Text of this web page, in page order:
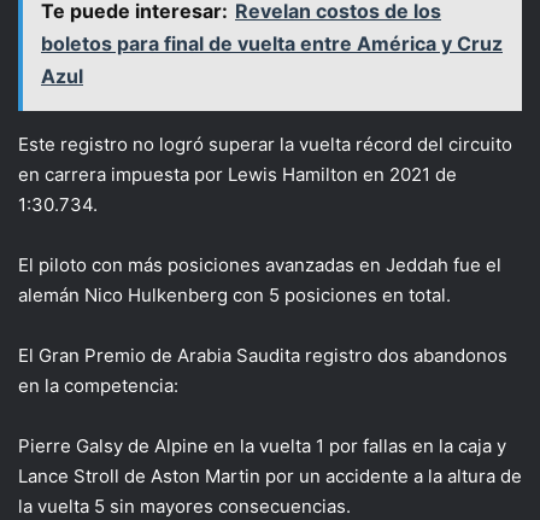
Te puede interesar: Revelan costos de los
boletos para final de vuelta entre América y Cruz
Azul
Este registro no logró superar la vuelta récord del circuito
en carrera impuesta por Lewis Hamilton en 2021 de
1:30.734.
El piloto con más posiciones avanzadas en Jeddah fue el
alemán Nico Hulkenberg con 5 posiciones en total.
El Gran Premio de Arabia Saudita registro dos abandonos
en la competencia:
Pierre Galsy de Alpine en la vuelta 1 por fallas en la caja y
Lance Stroll de Aston Martin por un accidente a la altura de
la vuelta 5 sin mayores consecuencias.